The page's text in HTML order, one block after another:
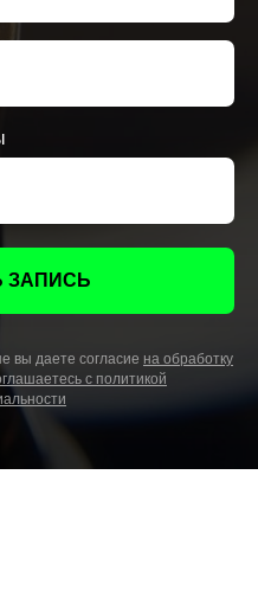
ЗАПИСЬ
вы даете согласие на обработку
c политикой